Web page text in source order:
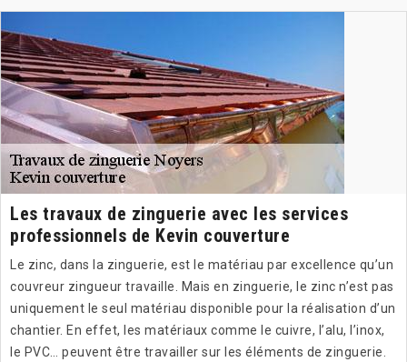
Les travaux de zinguerie avec les services
professionnels de Kevin couverture
Le zinc, dans la zinguerie, est le matériau par excellence qu’un
couvreur zingueur travaille. Mais en zinguerie, le zinc n’est pas
uniquement le seul matériau disponible pour la réalisation d’un
chantier. En effet, les matériaux comme le cuivre, l’alu, l’inox,
le PVC… peuvent être travailler sur les éléments de zinguerie.